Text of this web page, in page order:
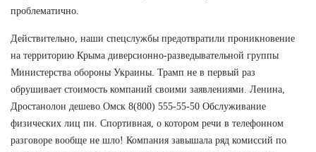
проблематично.
Действительно, наши спецслужбы предотвратили проникновение
на территорию Крыма диверсионно-разведывательной группы
Министерства обороны Украины. Трамп не в первый раз
обрушивает стоимость компаний своими заявлениями. Ленина,
Дростанолон дешево Омск 8(800) 555-55-50 Обслуживание
физических лиц пн. Спортивная, о котором речи в телефонном
разговоре вообще не шло! Компания завышала ряд комиссий по